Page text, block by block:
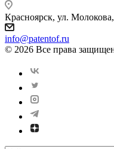
Красноярск, ул.
info@patentof.ru
© 2026 Все права